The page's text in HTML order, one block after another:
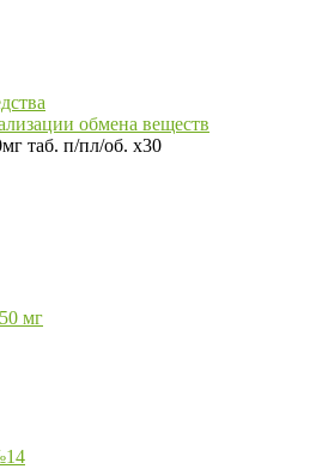
обмена веществ
таб. п/пл/об. х30
мг